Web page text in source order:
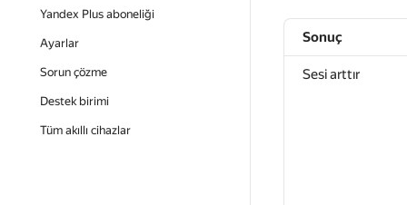
Yandex Plus aboneliği
Ayarlar
Sorun çözme
Destek birimi
Tüm akıllı cihazlar
Sonuç
Sesi arttır